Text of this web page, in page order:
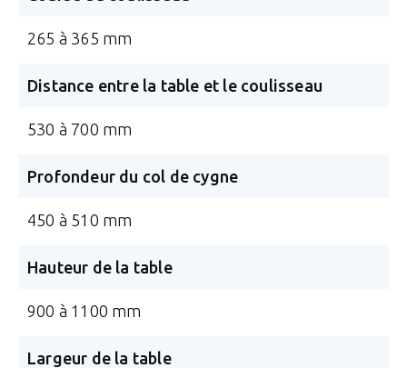
265 à 365 mm
Distance entre la table et le coulisseau
530 à 700 mm
Profondeur du col de cygne
450 à 510 mm
Hauteur de la table
900 à 1100 mm
Largeur de la table